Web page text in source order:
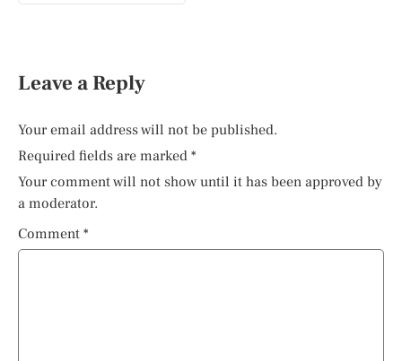
Leave a Reply
Your email address will not be published.
Required fields are marked *
Your comment will not show until it has been approved by
a moderator.
Comment *